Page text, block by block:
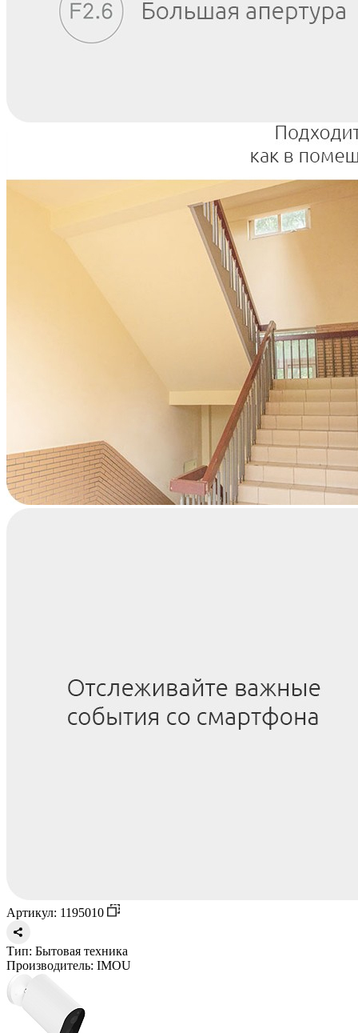
Артикул: 1195010
Тип: Бытовая техника
Производитель: IMOU